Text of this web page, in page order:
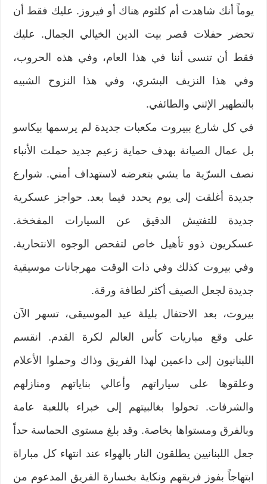
يوماً أنك شاهدت أم كلثوم هناك أو فيروز. عليك فقط أن
تحضر حفلات قصر بيت الدين الخيالي الجمال. عليك
فقط أن تنسى أننا في هذا العام، وفي هذه الحروب،
وفي هذا النزيف البشري، وفي هذا النزوح الشبيه
بالتطهير الإثني والطائفي.
في كل شارع ببيروت مكعبات جديدة لم يرسمها بيكاسو
بل عمال الصيانة بهدف حماية زعيم جديد حملت الأنباء
نصف السرّية ما يشي بتعرضه لاستهداف أمني. شوارع
جديدة أغلقت إلى يوم يحدد فيما بعد. حواجز عسكرية
جديدة للتفتيش الدقيق عن السيارات المفخخة.
عسكريون ذوو تأهيل خاص لتفحص الوجوه الانتحارية.
وفي بيروت كذلك وفي ذات الوقت مهرجانات موسيقية
جديدة لجعل الصيف أكثر لطافة ورقة.
بيروت، بعد الاحتفال بليلة عيد الموسيقى، تسهر الآن
على وقع مباريات كأس العالم لكرة القدم. انقسم
اللبنانيون إلى داعمين لهذا الفريق وذاك وحملوا الأعلام
وعلقوها على سياراتهم وأعالي بناياتهم ومنازلهم
والشرفات. تحولوا بغالبيتهم إلى خبراء باللعبة عامة
وبالفرق ومستواها بخاصة. وقد بلغ مستوى الحماسة حداً
جعل اللبنانيين يطلقون النار بالهواء عند انتهاء كل مباراة
ابتهاجاً بفوز فريقهم ونكاية بخسارة الفريق المدعوم من